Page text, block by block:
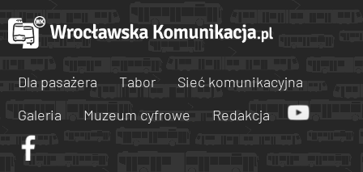
Dla pasażera Tabor
Sieć komunikacyjna
Galeria
Muzeum cyfrowe Redakcja